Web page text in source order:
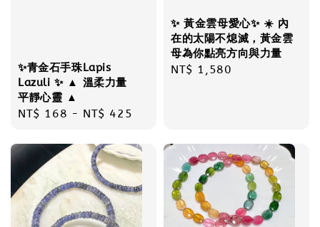
✨青金石手珠Lapis
Lazuli ✨ ▲ 溫柔力量
平靜心靈 ▲
Regular
NT$ 168 - NT$ 425
✨ 黃金雲母愛心✨ ☀️ 內
在的太陽不熄滅，黃金雲
母為你點亮方向與力量
Regular
NT$ 1,580